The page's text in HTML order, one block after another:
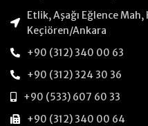
Etlik, Aşağı Eğlence
Keçiören/Ankara
+90 (312) 340 00 63
+90 (312) 324 30 36
+90 (533) 607 60 33
+90 (312) 340 00 64